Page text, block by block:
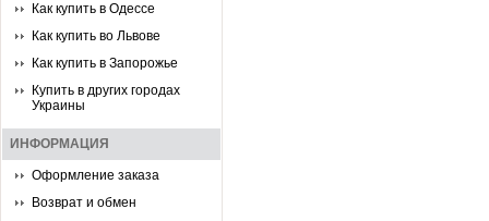
Как купить в Одессе
Как купить во Львове
Как купить в Запорожье
Купить в других городах
Украины
ИНФОРМАЦИЯ
Оформление заказа
Возврат и обмен